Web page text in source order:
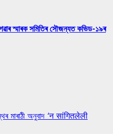
স্মাৰক সমিতিৰ সৌজন্যত কভিড-১৯ৰ
মাৰাঠী অনুবাদ ‘न सांगितलेली